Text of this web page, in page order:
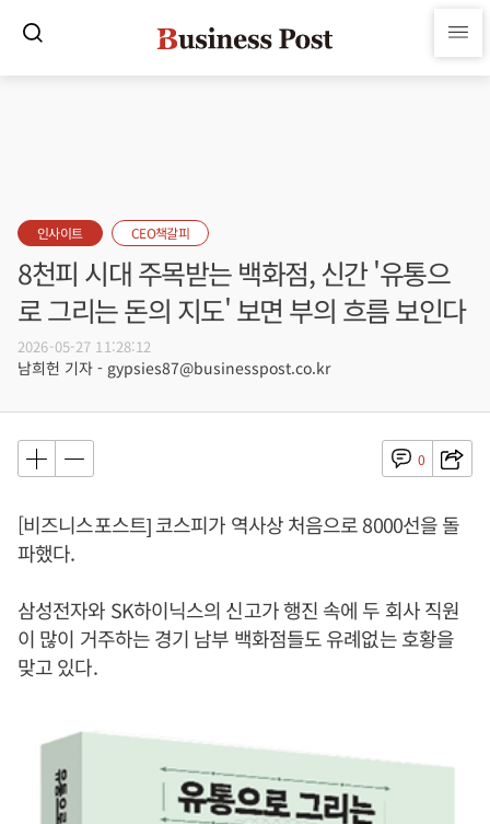
인사이트 CEO책갈피
8천피 시대 주목받는 백화점, 신간 '유통으
로 그리는 돈의 지도' 보면 부의 흐름 보인다
2026-05-27 11:28:12
남희헌 기자 - gypsies87@businesspost.co.kr
0
[비즈니스포스트] 코스피가 역사상 처음으로 8000선을 돌
파했다.
삼성전자와 SK하이닉스의 신고가 행진 속에 두 회사 직원
이 많이 거주하는 경기 남부 백화점들도 유례없는 호황을
맞고 있다.